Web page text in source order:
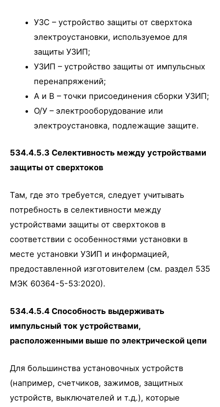
УЗС – устройство защиты от сверхтока
электроустановки, используемое для
защиты УЗИП;
УЗИП – устройство защиты от импульсных
перенапряжений;
A и B – точки присоединения сборки УЗИП;
О/У – электрооборудование или
электроустановка, подлежащие защите.
534.4.5.3 Селективность между устройствами
защиты от сверхтоков
Там, где это требуется, следует учитывать
потребность в селективности между
устройствами защиты от сверхтоков в
соответствии с особенностями установки в
месте установки УЗИП и информацией,
предоставленной изготовителем (см. раздел 535
МЭК 60364-5-53:2020).
534.4.5.4 Способность выдерживать
импульсный ток устройствами,
расположенными выше по электрической цепи
Для большинства установочных устройств
(например, счетчиков, зажимов, защитных
устройств, выключателей и т.д.), которые